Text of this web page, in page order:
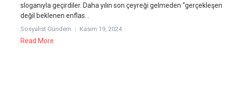
sloganıyla geçirdiler. Daha yılın son çeyreği gelmeden “gerçekleşen
değil beklenen enflas...
Sosyalist Gündem Kasım 19, 2024
Read More